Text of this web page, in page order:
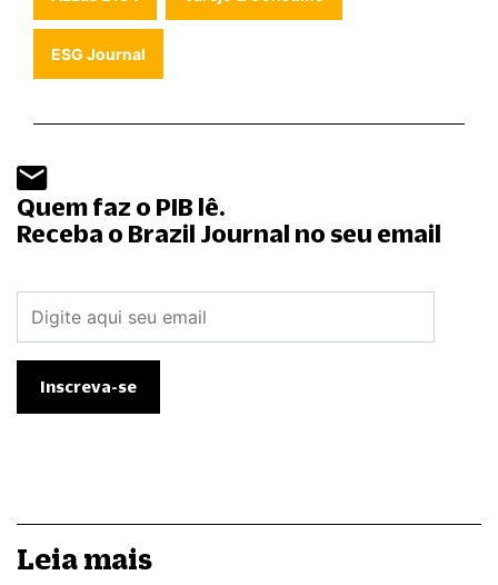
ESG Journal
Quem faz o PIB lê.
Receba o Brazil Journal no seu email
Leia mais